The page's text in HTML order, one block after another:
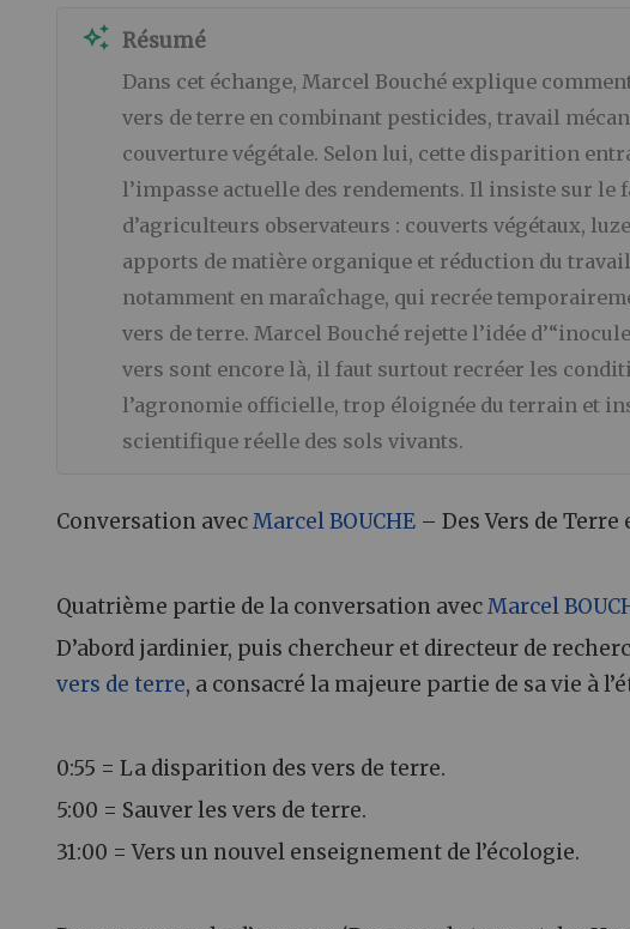
auto_awesome Résumé
Dans cet échange, Marcel Bouché explique
vers de terre en combinant pesticides, travail
couverture végétale. Selon lui, cette disparition
l’impasse actuelle des rendements. Il insiste sur
d’agriculteurs observateurs : couverts végétaux,
apports de matière organique et réduction du
notamment en maraîchage, qui recrée
vers de terre. Marcel Bouché rejette l’idée
vers sont encore là, il faut surtout recréer les
l’agronomie officielle, trop éloignée du terrain et
scientifique réelle des sols vivants.
Conversation avecMarcel BOUCHE – Des Vers de
Quatrième partie de la conversation avecMarcel
D’abord jardinier, puis chercheur et directeur de
vers de terre, a consacré la majeure partie de sa vie à
0:55 = La disparition des vers de terre.
5:00 = Sauver les vers de terre.
31:00 = Vers un nouvel enseignement de l’écologie.